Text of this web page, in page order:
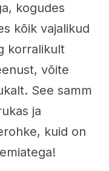
kogudes
kõik vajalikud
korralikult
võite
See samm
ja
kuid on